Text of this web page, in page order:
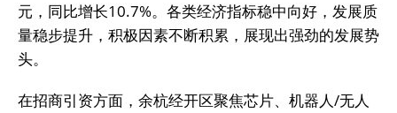
元，同比增长10.7%。各类经济指标稳中向好，发展质
量稳步提升，积极因素不断积累，展现出强劲的发展势
头。
在招商引资方面，余杭经开区聚焦芯片、机器人/无人